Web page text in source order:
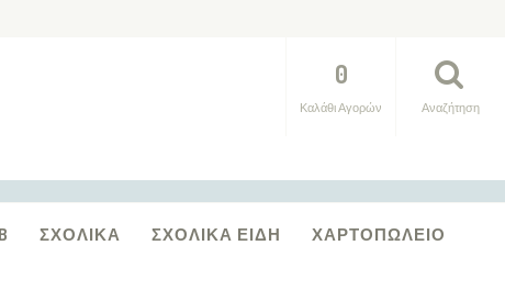
Αναζήτηση
0
Καλάθι Αγορών
ΣΧΟΛΙΚΆ ΣΧΟΛΙΚΆ ΕΊΔΗ ΧΑΡΤΟΠΩΛΕΊΟ